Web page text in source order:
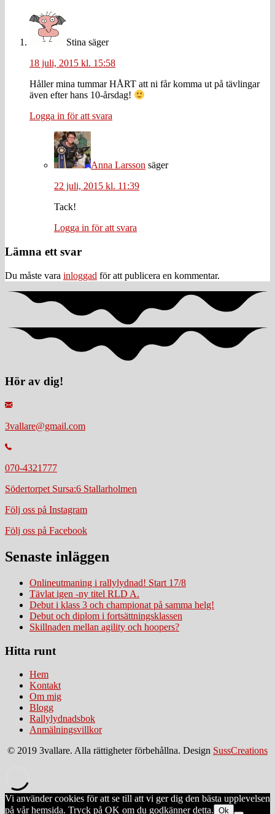
Stina säger
18 juli, 2015 kl. 15:58
Håller mina tummar HÅRT att ni får komma ut på tävlingar
även efter hans 10-årsdag!
Logga in för att svara
Anna Larsson säger
22 juli, 2015 kl. 11:39
Tack!
Logga in för att svara
Lämna ett svar
Du måste vara inloggad för att publicera en kommentar.
Hör av dig!
3vallare@gmail.com
070-4321777
Södertorpet Sursa:6 Stallarholmen
Följ oss på Instagram
Följ oss på Facebook
Senaste inläggen
Onlineutmaning i rallylydnad! Start 17/8
Tävlat igen -ny titel RLD A.
Debut i klass 3 och championat på samma helg!
Debut och diplom i fortsättningsklassen
Skillnaden mellan agility och hoopers?
Hitta runt
Hem
Kontakt
Om mig
Blogg
Rallylydnadsbok
Anmälningsvillkor
© 2019 3vallare. Alla rättigheter förbehållna. Design SussCreations
Vi använder cookies för att se till att vi ger dig den bästa upplevelsen
på vår hemsida. Tryck på OK om du godkänner detta. Ok